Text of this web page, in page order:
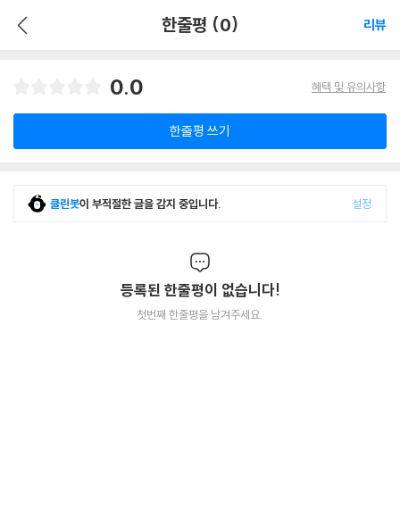
한줄평 (0) 리뷰
0.0 혜택 및 유의사항
한줄평 쓰기
클린봇이 부적절한 글을 감지 중입니다. 설정
등록된 한줄평이 없습니다!
첫번째 한줄평을 남겨주세요.